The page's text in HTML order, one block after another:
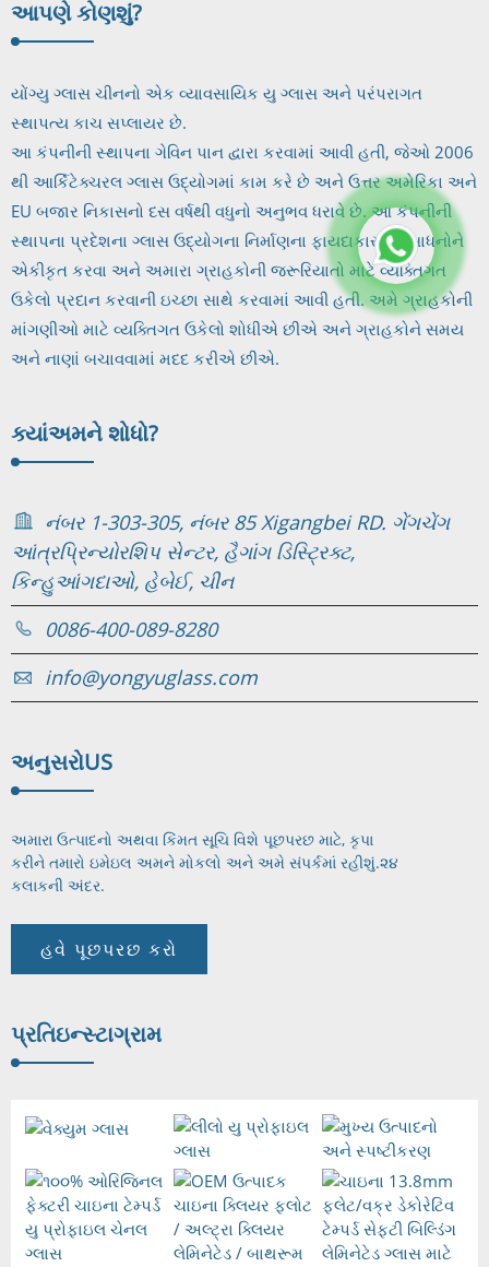
આપણે કોણશું?
યોંગ્યુ ગ્લાસ ચીનનો એક વ્યાવસાયિક યુ ગ્લાસ અને પરંપરાગત
સ્થાપત્ય કાચ સપ્લાયર છે.
આ કંપનીની સ્થાપના ગેવિન પાન દ્વારા કરવામાં આવી હતી, જેઓ 2006
થી આર્કિટેક્ચરલ ગ્લાસ ઉદ્યોગમાં કામ કરે છે અને ઉત્તર અમેરિકા અને
EU બજાર નિકાસનો દસ વર્ષથી વધુનો અનુભવ ધરાવે છે. આ કંપનીની
સ્થાપના પ્રદેશના ગ્લાસ ઉદ્યોગના નિર્માણના ફાયદાકારક સંસાધનોને
એકીકૃત કરવા અને અમારા ગ્રાહકોની જરૂરિયાતો માટે વ્યક્તિગત
ઉકેલો પ્રદાન કરવાની ઇચ્છા સાથે કરવામાં આવી હતી. અમે ગ્રાહકોની
માંગણીઓ માટે વ્યક્તિગત ઉકેલો શોધીએ છીએ અને ગ્રાહકોને સમય
અને નાણાં બચાવવામાં મદદ કરીએ છીએ.
ક્યાંઅમને શોધો?
નંબર 1-303-305, નંબર 85 Xigangbei RD. ગેંગચેંગ
આંત્રપ્રિન્યોરશિપ સેન્ટર, હૈગાંગ ડિસ્ટ્રિક્ટ,
કિન્હુઆંગદાઓ, હેબેઈ, ચીન
0086-400-089-8280
info@yongyuglass.com
અનુસરોUS
અમારા ઉત્પાદનો અથવા કિંમત સૂચિ વિશે પૂછપરછ માટે, કૃપા
કરીને તમારો ઇમેઇલ અમને મોકલો અને અમે સંપર્કમાં રહીશું.૨૪
કલાકની અંદર.
હવે પૂછપરછ કરો
પ્રતિઇન્સ્ટાગ્રામ